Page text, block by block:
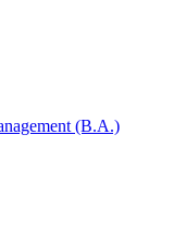
(B.A.)